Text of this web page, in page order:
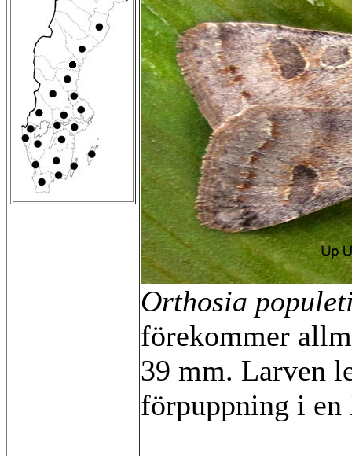
Orthosia
förekommer
39 mm. Larven
förpuppning i